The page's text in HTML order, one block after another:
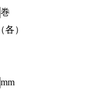
巻
各）
mm